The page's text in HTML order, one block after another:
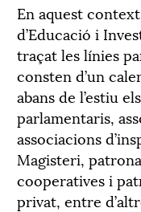
En aquest
d’Educació i
traçat les línies
consten d’un
abans de l’estiu
parlamentaris,
associacions
Magisteri,
cooperatives i
privat, entre